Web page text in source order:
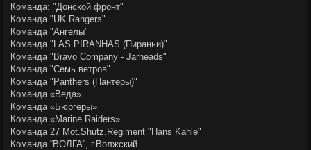
Команда: "Донской фронт"
Команда "UK Rangers"
Команда "Ангелы"
Команда "LAS PIRANHAS (Пираньи)"
Команда "Bravo Company - Jarheads"
Команда "Семь ветров"
Команда "Panthers (Пантеры)"
Команда «Веда»
Команда «Бюргеры»
Команда «Marine Raiders»
Команда 27 Mot.Shutz.Regiment "Hans Kahle"
Команда “ВОЛГА”, г.Волжский